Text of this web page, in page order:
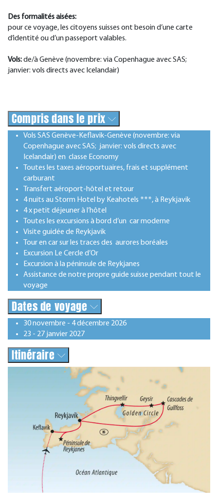
Des formalités aisées:
pour ce voyage, les citoyens suisses ont besoin d’une carte
d’identité ou d’un passeport valables.
Vols:de/à Genève (novembre: via Copenhague avec SAS;
janvier: vols directs avec Icelandair)
Compris dans le prix
Vols SAS Genève-Keflavik-Genève (novembre: via
Copenhague avec SAS; janvier: vols directs avec
Icelandair) en classe Economy
Toutes les taxes aéroportuaires, frais et supplément
carburant
Transfert aéroport-hôtel et retour
4 nuits au Storm Hotel by Keahotels ***, à Reykjavik
4 x petit déjeuner à l’hôtel
Toutes les excursions à bord d’un car moderne
Visite guidée de Reykjavik
Tour en car sur les traces des aurores boréales
Excursion Le Cercle d’Or
Excursion à la péninsule de Reykjanes
Assistance de notre propre guide suisse pendant tout le
voyage
Dates de voyage
30 novembre - 4 décembre 2026
23 - 27 janvier 2027
Itinéraire